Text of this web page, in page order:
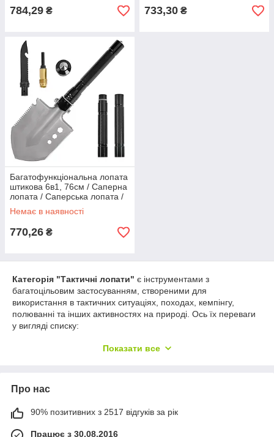
784,29 ₴ 733,30 ₴
Багатофункціональна лопата
штикова 6в1, 76см / Саперна
лопата / Саперська лопата /
Похідна лопата-мультитул
Немає в наявності
770,26 ₴
Категорія "Тактичні лопати" є інструментами з
багатоцільовим застосуванням, створеними для
використання в тактичних ситуаціях, походах, кемпінгу,
полюванні та інших активностях на природі. Ось їх переваги
у вигляді списку:
мають кілька функцій, таких як копання, копання,
Компактність та портативність
чохли для носіння, що робить їх легко переносимими
Показати все
Про нас
90% позитивних з 2517 відгуків за рік
Працює з 30.08.2016